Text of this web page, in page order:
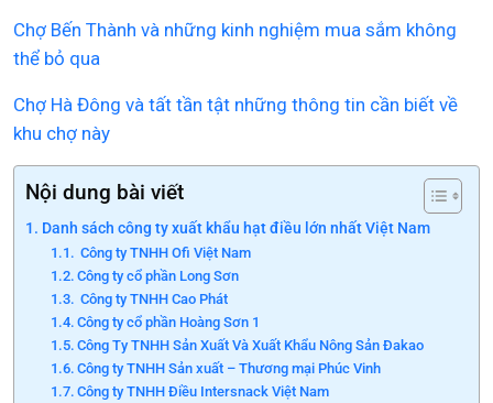
Chợ Bến Thành và những kinh nghiệm mua sắm không
thể bỏ qua
Chợ Hà Đông và tất tần tật những thông tin cần biết về
khu chợ này
Nội dung bài viết
Danh sách công ty xuất khẩu hạt điều lớn nhất Việt Nam
Công ty TNHH Ofi Việt Nam
Công ty cổ phần Long Sơn
Công ty TNHH Cao Phát
Công ty cổ phần Hoàng Sơn 1
Công Ty TNHH Sản Xuất Và Xuất Khẩu Nông Sản Đakao
Công ty TNHH Sản xuất – Thương mại Phúc Vinh
Công ty TNHH Điều Intersnack Việt Nam